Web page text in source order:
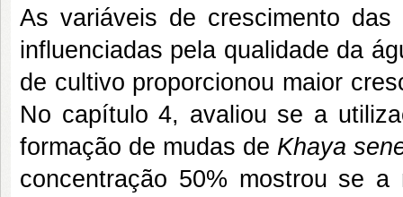
As variáveis de crescimento
influenciadas pela qualidade da
de cultivo proporcionou maior
No capítulo 4, avaliou se a
formação de mudas de Khaya
concentração 50% mostrou se